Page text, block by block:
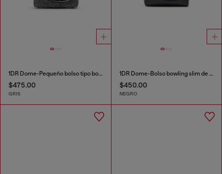
1DR Dome-Pequeño bolso tipo bowling en denim lavado
$475.00
GRIS
1DR Dome-Bolso bowling slim de piel napa
$450.00
NEGRO